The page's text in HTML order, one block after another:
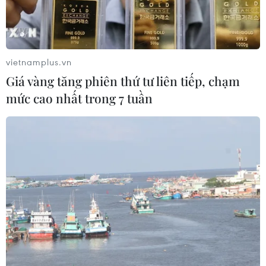
Theo phóng viên TTXVN tại ASEAN, ngày 13/2,
tại Ban Thư ký ASEAN ở Jakarta (Indonesia) đã
diễn ra cuộc họp đại sứ các nước thành viên
Cấp cao Đông Á (EAS).
Đây là cuộc họp đầu tiên trong năm Chủ tịch
ASEAN 2020 của Việt Nam với mục đích kiểm
vietnamplus.vn
Giá vàng tăng phiên thứ tư liên tiếp, chạm
mức cao nhất trong 7 tuần